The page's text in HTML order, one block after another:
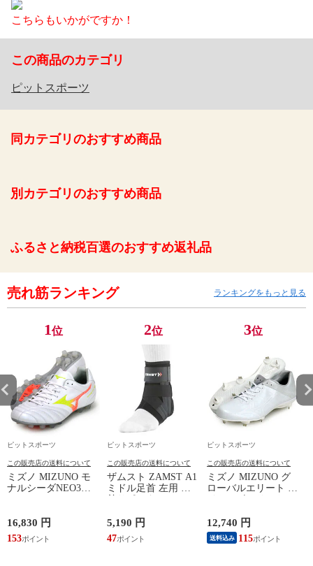
こちらもいかがですか！
この商品のカテゴリ
ピットスポーツ
同カテゴリのおすすめ商品
別カテゴリのおすすめ商品
ふるさと納税百選のおすすめ返礼品
売れ筋ランキング ランキングをもっと見る
1位
ピットスポーツ
この販売店の送料について
ミズノ MIZUNO モ
ナルシーダNEO3
カースパイク ワイド
26AW (P1GA262154)
16,830 円
153
2位
ピットスポーツ
この販売店の送料について
ザムスト ZAMST A1
ミドル足首 左用 足
首サポーター 13SS
5,190 円
47
3位
ピットスポーツ
この販売店の送料について
ミズノ MIZUNO グ
ローバルエリート ラ
イトレボエリート2
白 シューズ 軽量
24SS (11GM241001)
12,740 円
送料込み 115